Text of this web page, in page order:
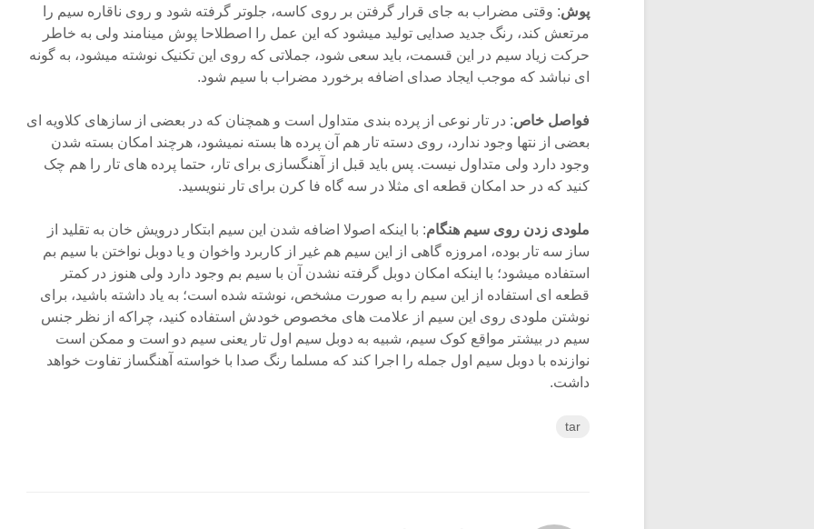
پوش: وقتی مضراب به جای قرار گرفتن بر روی کاسه، جلوتر گرفته شود و روی ناقاره سیم را
مرتعش کند، رنگ جدید صدایی تولید میشود که این عمل را اصطلاحا پوش مینامند ولی به خاطر
حرکت زیاد سیم در این قسمت، باید سعی شود، جملاتی که روی این تکنیک نوشته میشود، به گونه
ای نباشد که موجب ایجاد صدای اضافه برخورد مضراب با سیم شود.
فواصل خاص: در تار نوعی از پرده بندی متداول است و همچنان که در بعضی از سازهای کلاویه ای
بعضی از نتها وجود ندارد، روی دسته تار هم آن پرده ها بسته نمیشود، هرچند امکان بسته شدن
وجود دارد ولی متداول نیست. پس باید قبل از آهنگسازی برای تار، حتما پرده های تار را هم چک
کنید که در حد امکان قطعه ای مثلا در سه گاه فا کرن برای تار ننویسید.
ملودی زدن روی سیم هنگام: با اینکه اصولا اضافه شدن این سیم ابتکار درویش خان به تقلید از
ساز سه تار بوده، امروزه گاهی از این سیم هم غیر از کاربرد واخوان و یا دوبل نواختن با سیم بم
استفاده میشود؛ با اینکه امکان دوبل گرفته نشدن آن با سیم بم وجود دارد ولی هنوز در کمتر
قطعه ای استفاده از این سیم را به صورت مشخص، نوشته شده است؛ به یاد داشته باشید، برای
نوشتن ملودی روی این سیم از علامت های مخصوص خودش استفاده کنید، چراکه از نظر جنس
سیم در بیشتر مواقع کوک سیم، شبیه به دوبل سیم اول تار یعنی سیم دو است و ممکن است
نوازنده با دوبل سیم اول جمله را اجرا کند که مسلما رنگ صدا با خواسته آهنگساز تفاوت خواهد
داشت.
tar